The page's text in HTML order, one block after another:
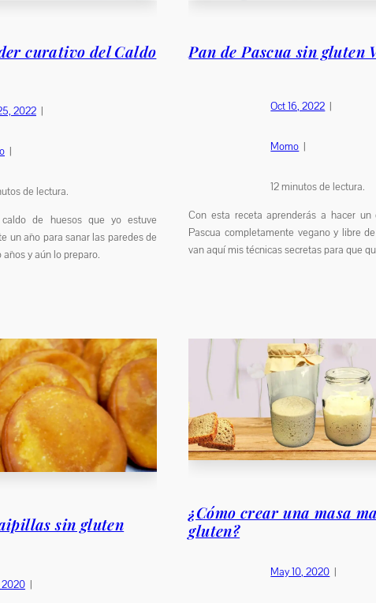
curativo del Caldo
2022 |
|
de lectura.
de huesos que yo estuve
un año para sanar las paredes de
y aún lo preparo.
Pan de Pascua sin gluten
Oct 16, 2022 |
Momo |
12minutos de lectura.
Con esta receta aprenderás a hacer un
Pascua completamente vegano y libre
van aquí mis técnicas secretas para que
sin gluten
2020 |
¿Cómo crear una masa
gluten?
May 10, 2020 |